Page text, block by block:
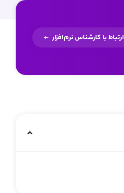
ارتباط با کارشناس نرم‌افزار